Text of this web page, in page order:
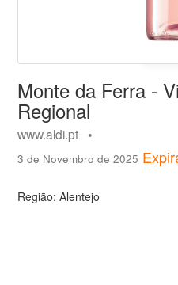
Monte da Ferra -
Regional
www.aldi.pt •
3 de Novembro de 2025
Região: Alentejo